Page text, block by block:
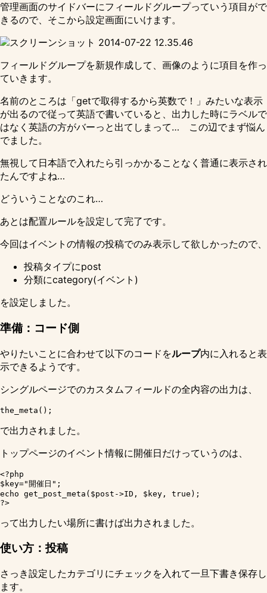
管理画面のサイドバーにフィールドグループっていう項目がで
きるので、そこから設定画面にいけます。
フィールドグループを新規作成して、画像のように項目を作っ
ていきます。
名前のところは「getで取得するから英数で！」みたいな表示
が出るので従って英語で書いていると、出力した時にラベルで
はなく英語の方がバーっと出てしまって… この辺でまず悩ん
でました。
無視して日本語で入れたら引っかかることなく普通に表示され
たんですよね…
どういうことなのこれ…
あとは配置ルールを設定して完了です。
今回はイベントの情報の投稿でのみ表示して欲しかったので、
投稿タイプにpost
分類にcategory(イベント)
を設定しました。
準備：コード側
やりたいことに合わせて以下のコードをループ内に入れると表
示できるようです。
シングルページでのカスタムフィールドの全内容の出力は、
で出力されました。
トップページのイベント情報に開催日だけっていうのは、
<?php
$key="開催日";
echo get_post_meta($post->ID, $key, true);
って出力したい場所に書けば出力されました。
使い方：投稿
さっき設定したカテゴリにチェックを入れて一旦下書き保存し
ます。